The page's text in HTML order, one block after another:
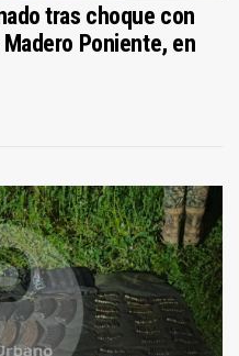
tras choque con
Poniente, en